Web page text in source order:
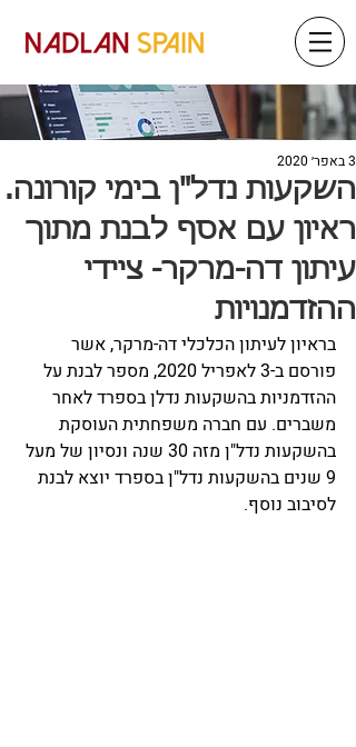
השקעות נדל"ן בימי קורונה.
ראיון עם אסף לבנת מתוך
עיתון דה-מרקר- ציידי
ההזדמנויות
3 באפר׳ 2020
בראיון לעיתון הכלכלי דה-מרקר, אשר
פורסם ב-3 לאפריל 2020, מספר לבנת על
ההזדמניות בהשקעות נדלן בספרד לאחר
משברים. עם חברה משפחתית העוסקת
בהשקעות נדל"ן מזה 30 שנה ונסיון של מעל
9 שנים בהשקעות נדל"ן בספרד יוצא לבנת
לסיבוב נוסף.